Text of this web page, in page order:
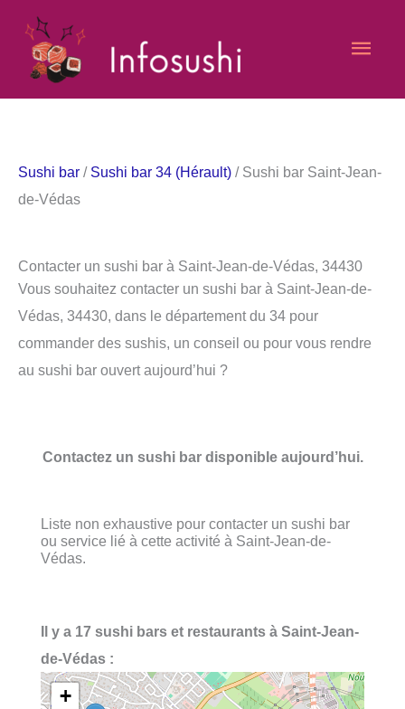
contenu
Sushi bar / Sushi bar 34 (Hérault) / Sushi bar Saint-Jean-
de-Védas
Contacter un sushi bar à Saint-Jean-de-Védas, 34430
Vous souhaitez contacter un sushi bar à Saint-Jean-de-
Védas, 34430, dans le département du 34 pour
commander des sushis, un conseil ou pour vous rendre
au sushi bar ouvert aujourd’hui ?
Contactez un sushi bar disponible aujourd’hui.
Liste non exhaustive pour contacter un sushi bar
ou service lié à cette activité à Saint-Jean-de-
Védas.
Il y a 17 sushi bars et restaurants à Saint-Jean-
de-Védas :
+